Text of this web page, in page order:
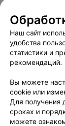
Наш сайт
удобства
статистики и
рекомендаций.
Вы можете
cookie или
Для получения
сроках и
можете